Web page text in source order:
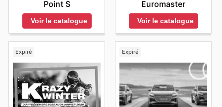
Point S
Voir le catalogue
Euromaster
Voir le catalogue
Expiré Expiré